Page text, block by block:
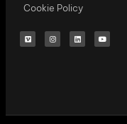
Cookie Policy